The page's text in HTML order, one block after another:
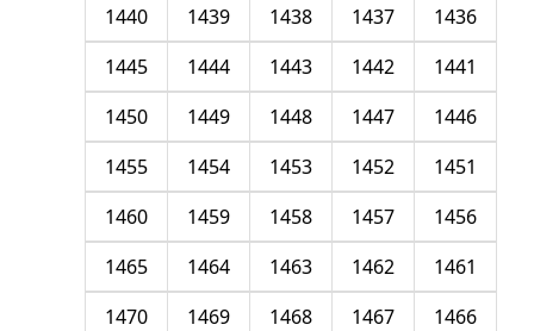
1436
1437
1438
1439
1440
1441
1442
1443
1444
1445
1446
1447
1448
1449
1450
1451
1452
1453
1454
1455
1456
1457
1458
1459
1460
1461
1462
1463
1464
1465
1466
1467
1468
1469
1470